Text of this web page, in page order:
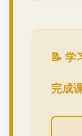
📝 学
完成